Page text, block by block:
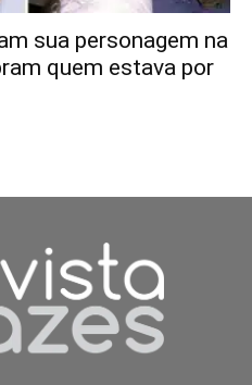
sua personagem na
quem estava por